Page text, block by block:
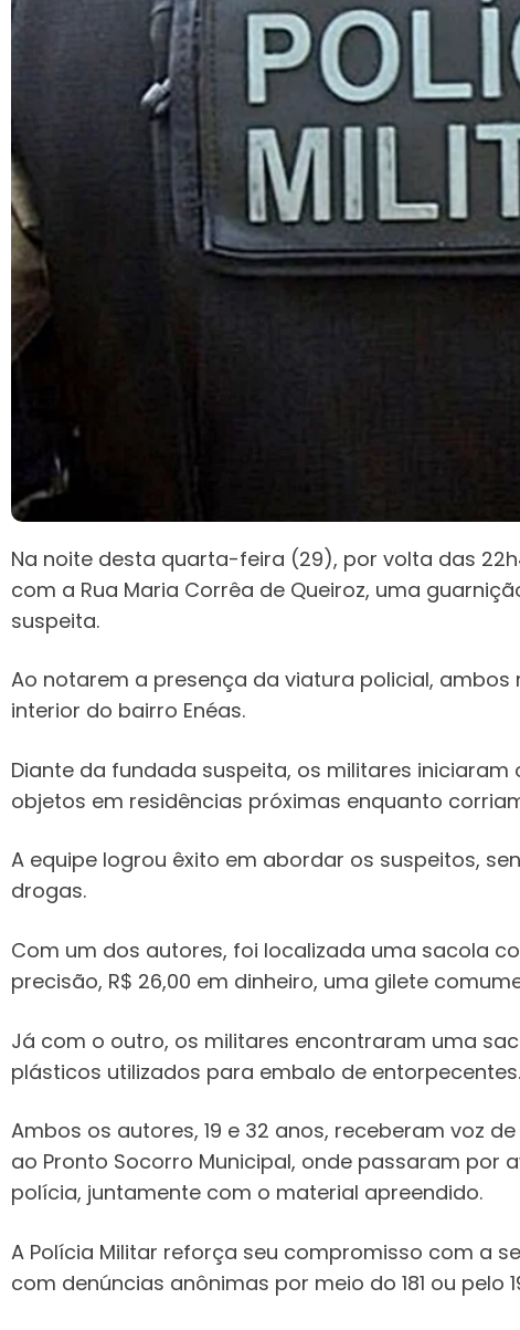
Na noite desta quarta-feira (29), por volta das
com a Rua Maria Corrêa de Queiroz, uma
suspeita.
Ao notarem a presença da viatura policial,
interior do bairro Enéas.
Diante da fundada suspeita, os militares
objetos em residências próximas enquanto
A equipe logrou êxito em abordar os suspeitos,
drogas.
Com um dos autores, foi localizada uma sacola
precisão, R$ 26,00 em dinheiro, uma gilete
Já com o outro, os militares encontraram uma
plásticos utilizados para embalo de entorpecentes.
Ambos os autores, 19 e 32 anos, receberam voz
ao Pronto Socorro Municipal, onde passaram
polícia, juntamente com o material apreendido.
A Polícia Militar reforça seu compromisso com a
com denúncias anônimas por meio do 181 ou pelo